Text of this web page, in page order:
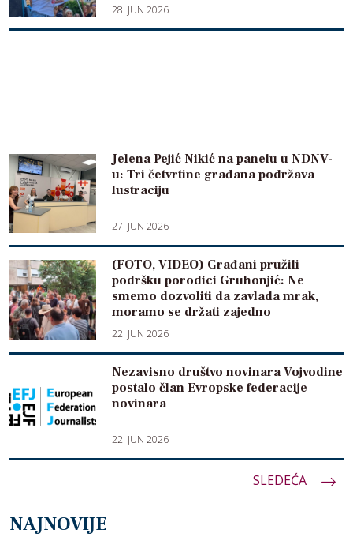
28. JUN 2026
Jelena Pejić Nikić na panelu u NDNV-
u: Tri četvrtine građana podržava
lustraciju
27. JUN 2026
(FOTO, VIDEO) Građani pružili
podršku porodici Gruhonjić: Ne
smemo dozvoliti da zavlada mrak,
moramo se držati zajedno
22. JUN 2026
Nezavisno društvo novinara Vojvodine
postalo član Evropske federacije
novinara
22. JUN 2026
PaginacijaSLEDEĆA
NAJNOVIJE